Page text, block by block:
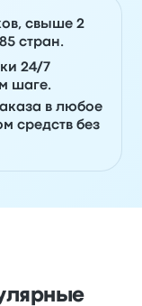
свыше 2
стран.
24/7
шаге.
в любое
средств без